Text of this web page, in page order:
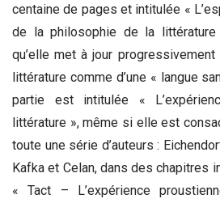
centaine de pages et intitulée «
de la philosophie de la
qu’elle met à jour
littérature comme d’une « langue
partie est intitulée «
littérature », même si elle est
toute une série d’auteurs :
Kafka et Celan, dans des chapitres
« Tact – L’expérience